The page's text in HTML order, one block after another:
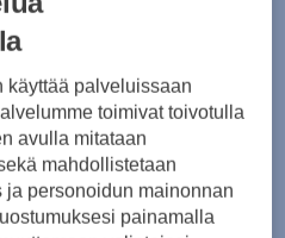
käyttää palveluissaan
toimivat toivotulla
avulla mitataan
mahdollistetaan
personoidun mainonnan
painamalla